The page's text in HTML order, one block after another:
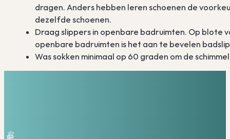
dragen. Anders hebben leren schoenen de
dezelfde schoenen.
Draag slippers in openbare badruimten. Op blote
openbare badruimten is het aan te bevelen
Was sokken minimaal op 60 graden om de